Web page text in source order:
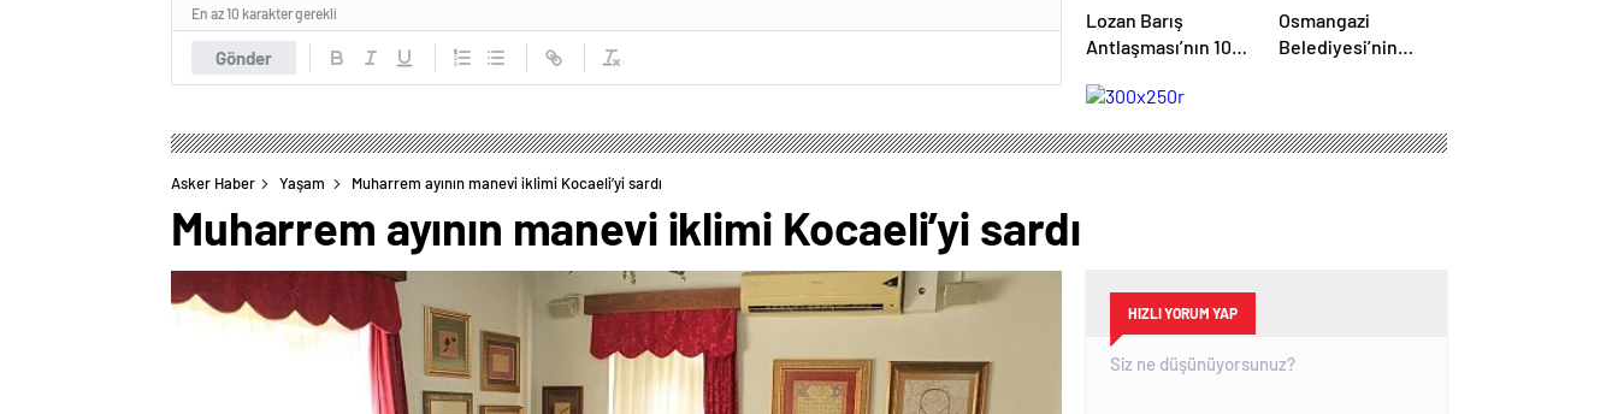
Gönder
En az 10 karakter gerekli
Lozan Barış
Antlaşması’nın 102.
kutlandı
Osmangazi
Belediyesi’nin
Asker Haber Yaşam Muharrem ayının manevi iklimi Kocaeli’yi sardı
Muharrem ayının manevi iklimi Kocaeli’yi sardı
HIZLI YORUM YAP